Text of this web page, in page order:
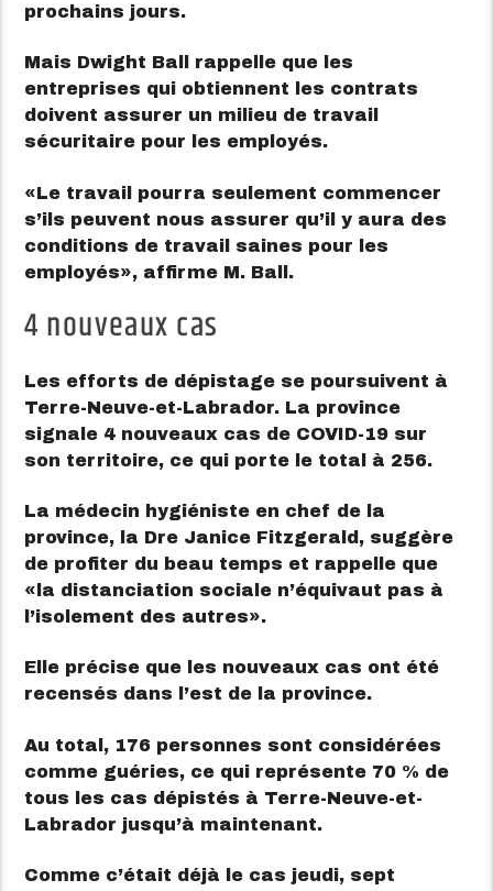
prochains jours.
Mais Dwight Ball rappelle que les
entreprises qui obtiennent les contrats
doivent assurer un milieu de travail
sécuritaire pour les employés.
Le travail pourra seulement commencer
s’ils peuvent nous assurer qu’il y aura des
conditions de travail saines pour les
employés
, affirme M. Ball.
4 nouveaux cas
Les efforts de dépistage se poursuivent à
Terre-Neuve-et-Labrador. La province
signale 4 nouveaux cas de COVID-19 sur
son territoire, ce qui porte le total à 256.
La médecin hygiéniste en chef de la
province, la Dre Janice Fitzgerald, suggère
de profiter du beau temps et rappelle que
la distanciation sociale n’équivaut pas à
l’isolement des autres
.
Elle précise que les nouveaux cas ont été
recensés dans l’est de la province.
Au total, 176 personnes sont considérées
comme guéries, ce qui représente 70 % de
tous les cas dépistés à Terre-Neuve-et-
Labrador jusqu’à maintenant.
Comme c’était déjà le cas jeudi, sept